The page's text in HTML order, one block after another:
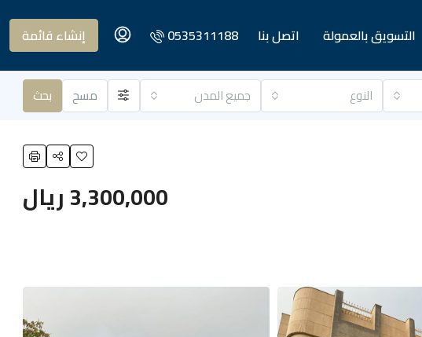
التسويق بالعمولة اتصل بنا 0535311188 إنشاء قائمة
النوع جميع المدن مسح بحث
3,300,000 ريال